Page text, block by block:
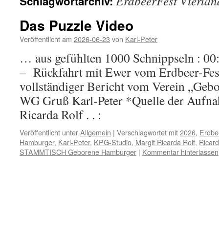
Das Puzzle Video
Veröffentlicht am 2026-06-23 von Karl-Peter
… aus gefühlten 1000 Schnippseln :
– Rückfahrt mit Ewer vom Erdbeer-
vollständiger Bericht vom Verein
WG Gruß Karl-Peter *Quelle der
Ricarda Rolf . . :
Veröffentlicht unterAllgemein | Verschlagwortet mit2026,
Hamburger, Karl-Peter, KPG-Studio, Margit Ricarda Rolf,
STAMMTISCH Geborene Hamburger | Kommentar hinterlassen